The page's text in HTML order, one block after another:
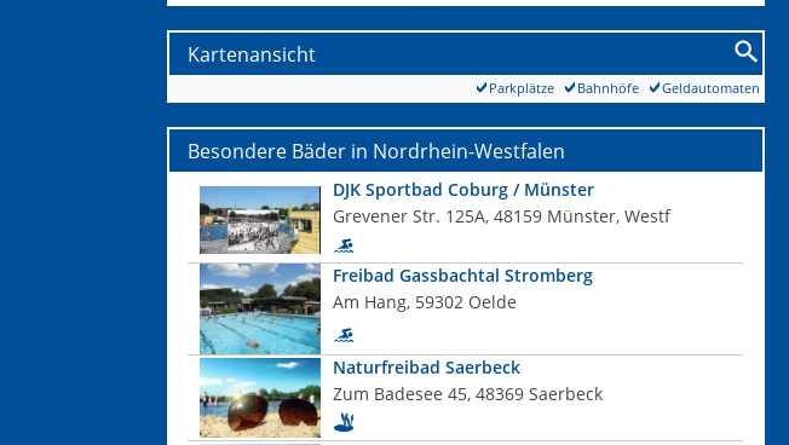
Kartenansicht
Geldautomaten
Bahnhöfe
Parkplätze
Besondere Bäder in Nordrhein-Westfalen
DJK Sportbad Coburg / Münster
Grevener Str. 125A, 48159 Münster, Westf
Freibad Gassbachtal Stromberg
Am Hang, 59302 Oelde
Naturfreibad Saerbeck
Zum Badesee 45, 48369 Saerbeck